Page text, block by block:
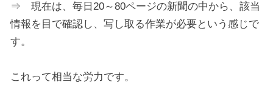
⇒ 現在は、毎日20～80ページの新聞の中から、該当
情報を目で確認し、写し取る作業が必要という感じで
す。
これって相当な労力です。